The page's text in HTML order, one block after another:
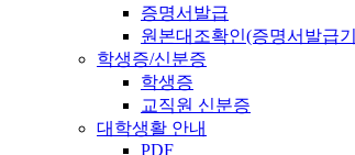
증명서발급
원본대조확인(증명서발급
학생증/신분증
학생증
교직원 신분증
대학생활 안내
PDF